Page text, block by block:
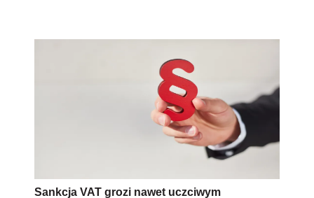
Sankcja VAT grozi nawet uczciwym